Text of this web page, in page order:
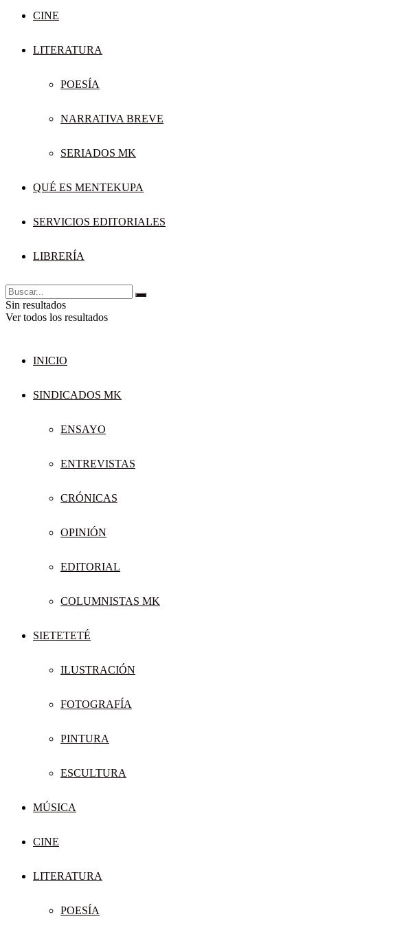
CINE
LITERATURA
POESÍA
NARRATIVA BREVE
SERIADOS MK
QUÉ ES MENTEKUPA
SERVICIOS EDITORIALES
LIBRERÍA
Sin resultados
Ver todos los resultados
INICIO
SINDICADOS MK
ENSAYO
ENTREVISTAS
CRÓNICAS
OPINIÓN
EDITORIAL
COLUMNISTAS MK
SIETETETÉ
ILUSTRACIÓN
FOTOGRAFÍA
PINTURA
ESCULTURA
MÚSICA
CINE
LITERATURA
POESÍA